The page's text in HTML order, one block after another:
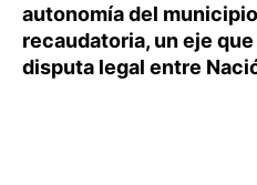
autonomía del
recaudatoria, un eje
disputa legal entre